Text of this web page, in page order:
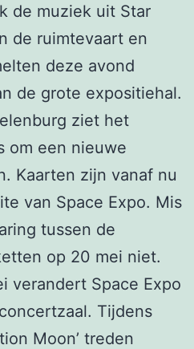
de muziek uit Star
de ruimtevaart en
deze avond
de grote expositiehal.
ziet het
om een nieuwe
Kaarten zijn vanaf nu
van Space Expo. Mis
tussen de
op 20 mei niet.
verandert Space Expo
Tijdens
Moon’ treden